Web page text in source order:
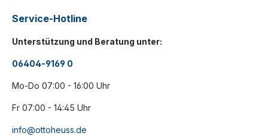
Service-Hotline
Unterstützung und Beratung unter:
06404-9169 0
Mo-Do 07:00 - 16:00 Uhr
Fr 07:00 - 14:45 Uhr
info@ottoheuss.de